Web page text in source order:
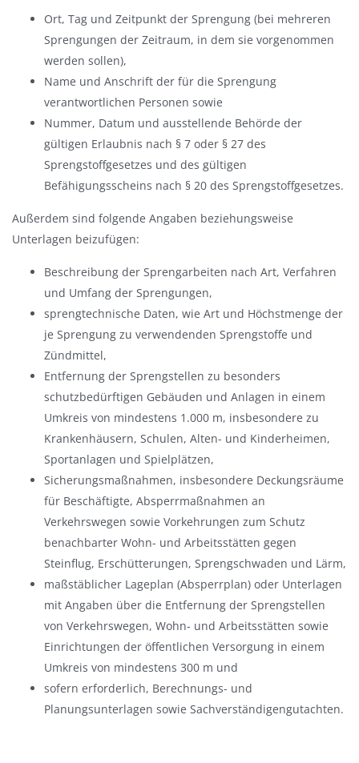
Ort, Tag und Zeitpunkt der Sprengung (bei mehreren
Sprengungen der Zeitraum, in dem sie vorgenommen
werden sollen),
Name und Anschrift der für die Sprengung
verantwortlichen Personen sowie
Nummer, Datum und ausstellende Behörde der
gültigen Erlaubnis nach § 7 oder § 27 des
Sprengstoffgesetzes und des gültigen
Befähigungsscheins nach § 20 des Sprengstoffgesetzes.
Außerdem sind folgende Angaben beziehungsweise
Unterlagen beizufügen:
Beschreibung der Sprengarbeiten nach Art, Verfahren
und Umfang der Sprengungen,
sprengtechnische Daten, wie Art und Höchstmenge der
je Sprengung zu verwendenden Sprengstoffe und
Zündmittel,
Entfernung der Sprengstellen zu besonders
schutzbedürftigen Gebäuden und Anlagen in einem
Umkreis von mindestens 1.000 m, insbesondere zu
Krankenhäusern, Schulen, Alten- und Kinderheimen,
Sportanlagen und Spielplätzen,
Sicherungsmaßnahmen, insbesondere Deckungsräume
für Beschäftigte, Absperrmaßnahmen an
Verkehrswegen sowie Vorkehrungen zum Schutz
benachbarter Wohn- und Arbeitsstätten gegen
Steinflug, Erschütterungen, Sprengschwaden und Lärm,
maßstäblicher Lageplan (Absperrplan) oder Unterlagen
mit Angaben über die Entfernung der Sprengstellen
von Verkehrswegen, Wohn- und Arbeitsstätten sowie
Einrichtungen der öffentlichen Versorgung in einem
Umkreis von mindestens 300 m und
sofern erforderlich, Berechnungs- und
Planungsunterlagen sowie Sachverständigengutachten.